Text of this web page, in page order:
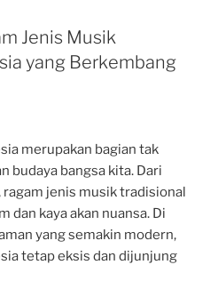
Jenis Musik
yang Berkembang
merupakan bagian tak
budaya bangsa kita. Dari
ragam jenis musik tradisional
dan kaya akan nuansa. Di
yang semakin modern,
tetap eksis dan dijunjung